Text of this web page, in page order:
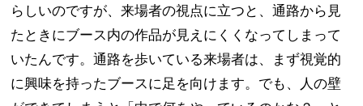
らしいのですが、来場者の視点に立つと、通路から見
たときにブース内の作品が見えにくくなってしまって
いたんです。通路を歩いている来場者は、まず視覚的
に興味を持ったブースに足を向けます。でも、人の壁